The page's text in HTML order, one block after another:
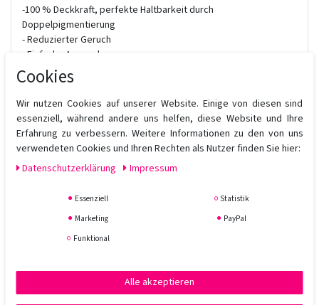
-100 % Deckkraft, perfekte Haltbarkeit durch
Doppelpigmentierung
- Reduzierter Geruch
- Einfache Anwendung
Wenig Ammoniak: 0,8 - 3,0% um Hautirritationen zu verhindern
Eindringen möglich.
Hair Color kann als Tönung und als Haarfarbe verwendet werden.
Farbkarte 3,Farbkarte 4.
Cookies
Wir nutzen Cookies auf unserer Website. Einige von diesen sind
essenziell, während andere uns helfen, diese Website und Ihre
Erfahrung zu verbessern. Weitere Informationen zu den von uns
verwendeten Cookies und Ihren Rechten als Nutzer finden Sie hier:
Daten­schutz­erklärung
Impressum
Essenziell
Statistik
Marketing
PayPal
Funktional
Alle akzeptieren